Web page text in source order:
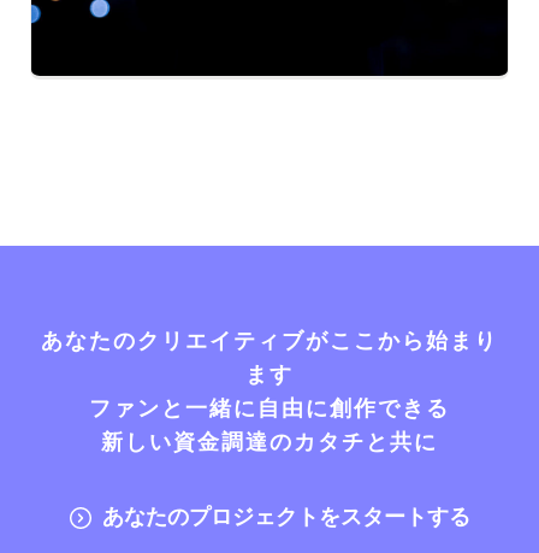
あなたのクリエイティブがここから始まり
ます
ファンと一緒に自由に創作できる
新しい資金調達のカタチと共に
あなたのプロジェクトをスタートする